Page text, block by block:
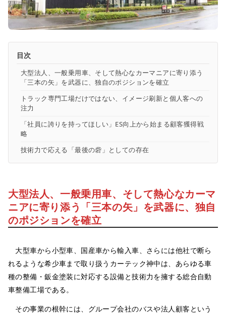
目次
大型法人、一般乗用車、そして熱心なカーマニアに寄り添う
「三本の矢」を武器に、独自のポジションを確立
トラック専門工場だけではない、イメージ刷新と個人客への
注力
「社員に誇りを持ってほしい」ES向上から始まる顧客獲得戦
略
技術力で応える「最後の砦」としての存在
大型法人、一般乗用車、そして熱心なカーマ
ニアに寄り添う「三本の矢」を武器に、独自
のポジションを確立
大型車から小型車、国産車から輸入車、さらには他社で断ら
れるような希少車まで取り扱うカーテック神中は、あらゆる車
種の整備・鈑金塗装に対応する設備と技術力を擁する総合自動
車整備工場である。
その事業の根幹には、グループ会社のバスや法人顧客という